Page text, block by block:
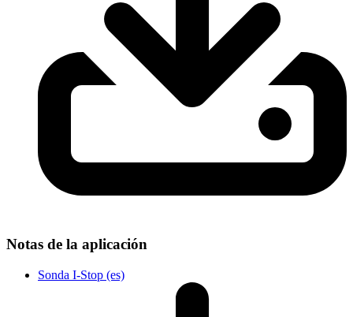
Notas de la aplicación
Sonda I-Stop (es)